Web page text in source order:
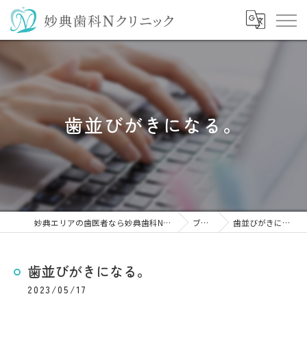
歯並びがきになる。
妙典エリアの歯医者なら妙典歯科Nクリニック ブログ 歯並びがきになる。
歯並びがきになる。
2023/05/17